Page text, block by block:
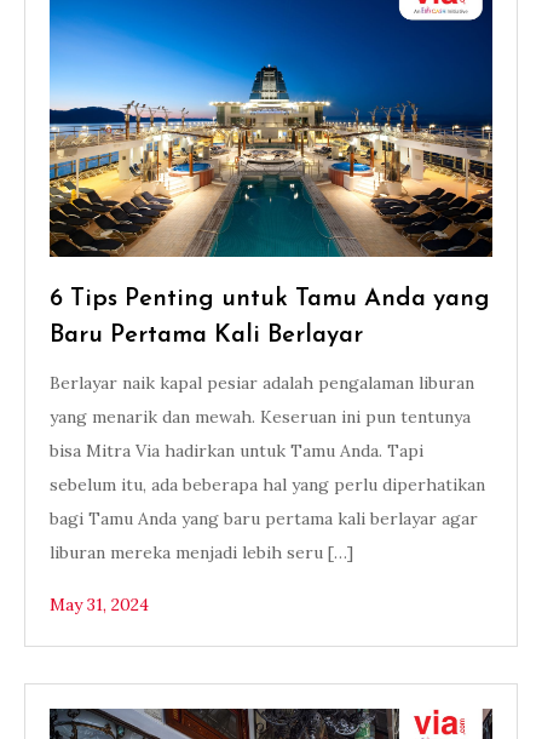
6 Tips Penting untuk Tamu Anda yang
Baru Pertama Kali Berlayar
Berlayar naik kapal pesiar adalah pengalaman liburan
yang menarik dan mewah. Keseruan ini pun tentunya
bisa Mitra Via hadirkan untuk Tamu Anda. Tapi
sebelum itu, ada beberapa hal yang perlu diperhatikan
bagi Tamu Anda yang baru pertama kali berlayar agar
liburan mereka menjadi lebih seru […]
May 31, 2024